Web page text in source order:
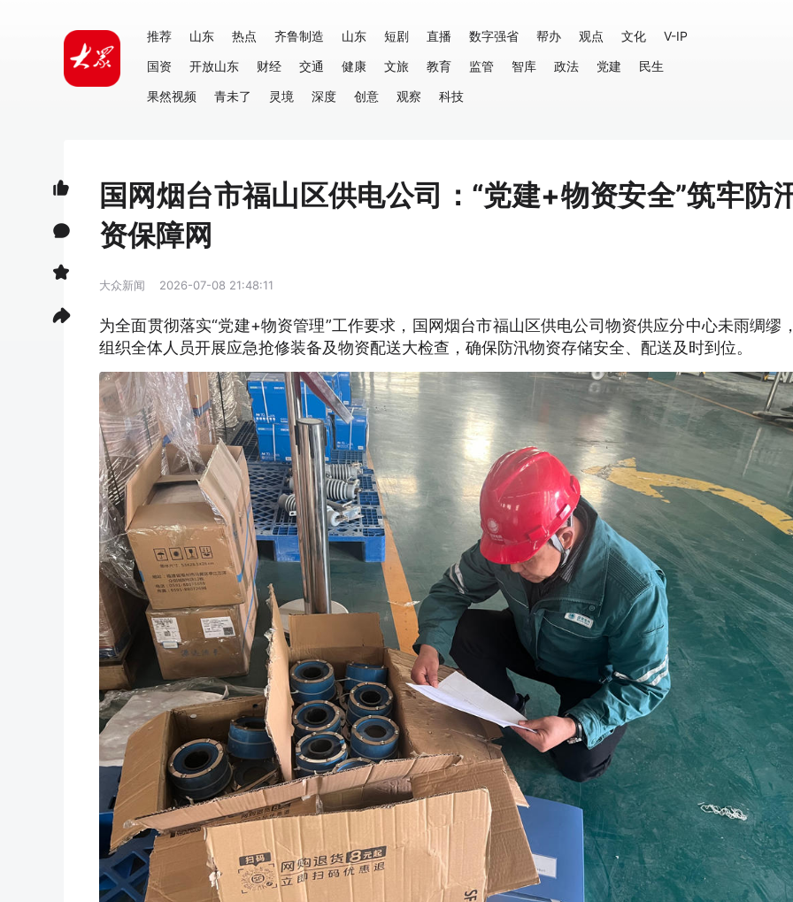
推荐 山东 热点 齐鲁制造 山东 短剧 直播 数字强省 帮办 观点 文化
V-IP
国资
开放山东 财经 交通 健康 文旅 教育 监管 智库 政法 党建
民生
果然视频
青未了 灵境 深度 创意 观察 科技
国网烟台市福山区供电公司：“党建+物资安全”筑牢防
资保障网
大众新闻 2026-07-08 21:48:11
为全面贯彻落实“党建+物资管理”工作要求，国网烟台市福山区供电公司物资供应分中心未雨绸缪
组织全体人员开展应急抢修装备及物资配送大检查，确保防汛物资存储安全、配送及时到位。